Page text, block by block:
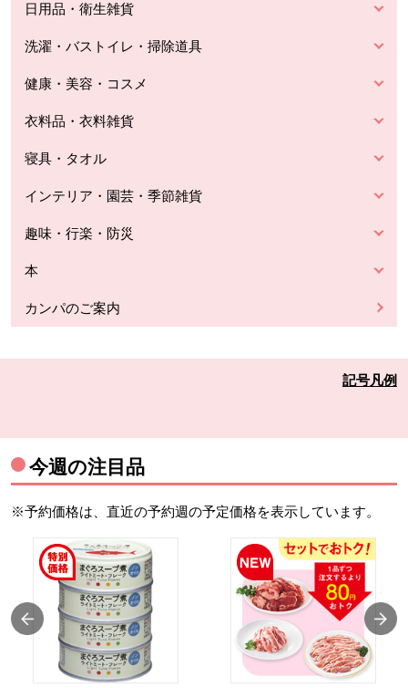
日用品・衛生雑貨
洗濯・バストイレ・掃除道具
健康・美容・コスメ
衣料品・衣料雑貨
寝具・タオル
インテリア・園芸・季節雑貨
趣味・行楽・防災
本
カンパのご案内
記号凡例
今週の注目品
※予約価格は、直近の予約週の予定価格を表示しています。